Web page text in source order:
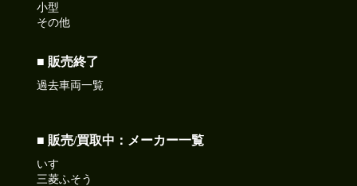
小型
その他
■ 販売終了
過去車両一覧
■ 販売/買取中：メーカー一覧
いすゞ
三菱ふそう